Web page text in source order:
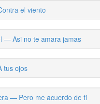
el viento
— Asi no te amara jamas
tus ojos
— Pero me acuerdo de ti